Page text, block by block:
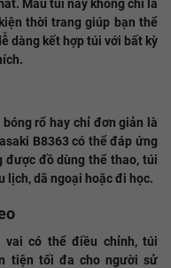
Mẫu túi này không chỉ là
thời trang giúp bạn thể
dàng kết hợp túi với bất kỳ
rổ hay chỉ đơn giản là
B8363 có thể đáp ứng
được đồ dùng thể thao, túi
lịch, dã ngoại hoặc đi học.
vai có thể điều chỉnh, túi
tiện tối đa cho người sử